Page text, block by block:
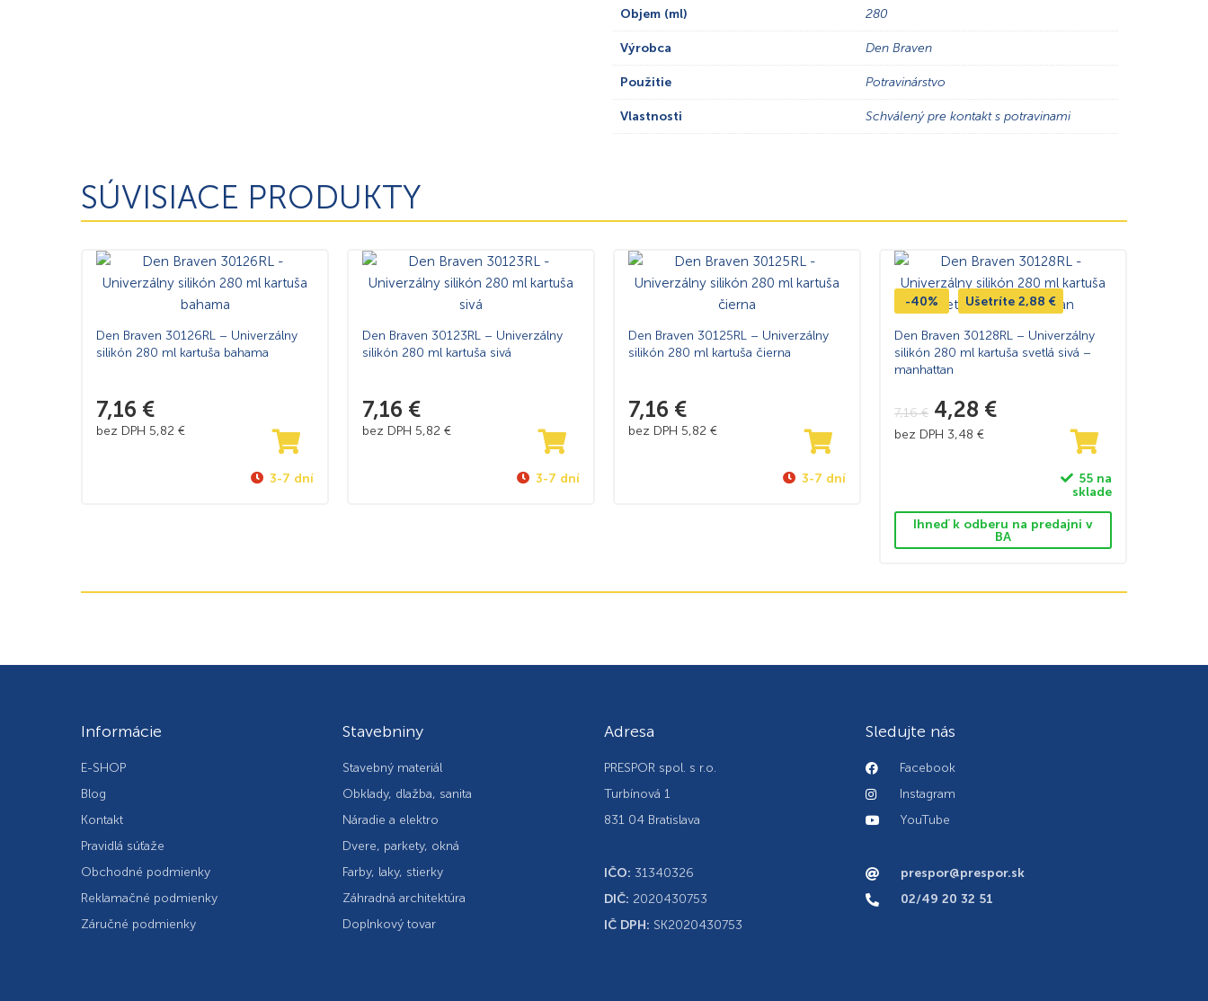
Objem (ml) 280
Výrobca Den Braven
Použitie Potravinárstvo
Vlastnosti Schválený pre kontakt s potravinami
SÚVISIACE PRODUKTY
Den Braven 30126RL – Univerzálny
silikón 280 ml kartuša bahama
7,16 €
bez DPH 5,82 €
3-7 dní
Den Braven 30123RL – Univerzálny
silikón 280 ml kartuša sivá
7,16 €
bez DPH 5,82 €
3-7 dní
Den Braven 30125RL – Univerzálny
silikón 280 ml kartuša čierna
7,16 €
bez DPH 5,82 €
3-7 dní
-40% Ušetríte 2,88 €
Den Braven 30128RL – Univerzálny
silikón 280 ml kartuša svetlá sivá –
manhattan
7,16€ 4,28 €
bez DPH 3,48 €
55 na
sklade
Ihneď k odberu na predajni v
BA
Informácie
E-SHOP
Blog
Kontakt
Pravidlá súťaže
Obchodné podmienky
Reklamačné podmienky
Záručné podmienky
Stavebniny
Stavebný materiál
Obklady, dlažba, sanita
Náradie a elektro
Dvere, parkety, okná
Farby, laky, stierky
Záhradná architektúra
Doplnkový tovar
Adresa
PRESPOR spol. s r.o.
Turbínová 1
831 04 Bratislava
IČO: 31340326
DIČ: 2020430753
IČ DPH: SK2020430753
Sledujte nás
Facebook
Instagram
YouTube
prespor@prespor.sk
02/49 20 32 51